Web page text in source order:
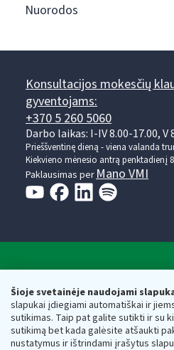
Šioje svetainėje naudojami
slapukai įdiegiami automatiškai ir
sutikimas. Taip pat galite sutikti ir su
sutikimą bet kada galėsite atšaukti
nustatymus ir ištrindami įrašytus
Nuorodos
Konsultacijos mokesčių
gyventojams:
+370 5 260 5060
Darbo laikas: I-IV 8.00-17.00, V
Prieššventinę dieną - viena valanda
Kiekvieno mėnesio antrą penktadienį
Paklausimas per Mano VMI
Respublikos finansų
Biudžetinė įstaiga. Juridinio asmens
adresas: Vasario 16-osios g. 14,
vmi@vmi.lt, E. pristatymo dėžutės